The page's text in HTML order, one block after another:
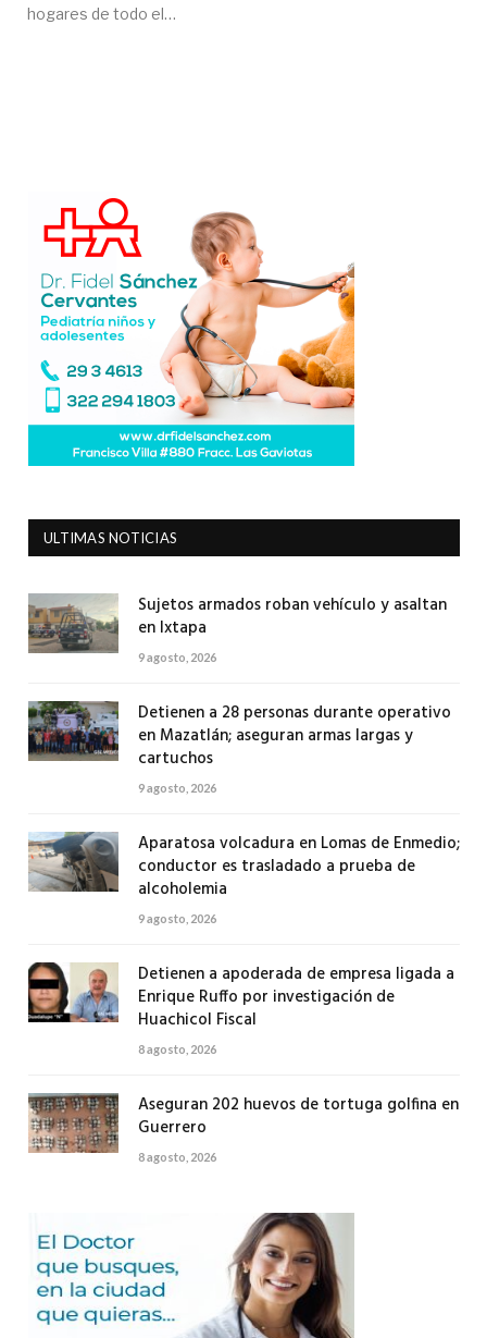
hogares de todo el…
ULTIMAS NOTICIAS
Sujetos armados roban vehículo y asaltan
en Ixtapa
9 agosto, 2026
Detienen a 28 personas durante operativo
en Mazatlán; aseguran armas largas y
cartuchos
9 agosto, 2026
Aparatosa volcadura en Lomas de Enmedio;
conductor es trasladado a prueba de
alcoholemia
9 agosto, 2026
Detienen a apoderada de empresa ligada a
Enrique Ruffo por investigación de
Huachicol Fiscal
8 agosto, 2026
Aseguran 202 huevos de tortuga golfina en
Guerrero
8 agosto, 2026